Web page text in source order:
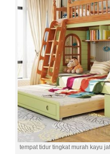
tempat tidur tingkat murah kayu